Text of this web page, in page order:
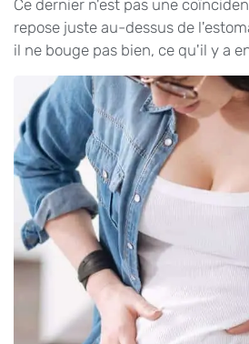
Ce dernier n'est pas une
repose juste au-dessus de
il ne bouge pas bien, ce qu'il y a